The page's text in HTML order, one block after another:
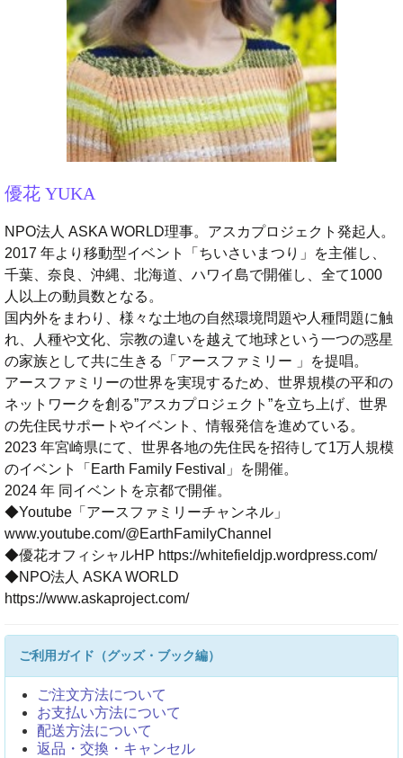
優花 YUKA
NPO法人 ASKA WORLD理事。アスカプロジェクト発起人。
2017 年より移動型イベント「ちいさいまつり」を主催し、
千葉、奈良、沖縄、北海道、ハワイ島で開催し、全て1000
人以上の動員数となる。
国内外をまわり、様々な土地の自然環境問題や人種問題に触
れ、人種や文化、宗教の違いを越えて地球という一つの惑星
の家族として共に生きる「アースファミリー 」を提唱。
アースファミリーの世界を実現するため、世界規模の平和の
ネットワークを創る”アスカプロジェクト”を立ち上げ、世界
の先住民サポートやイベント、情報発信を進めている。
2023 年宮崎県にて、世界各地の先住民を招待して1万人規模
のイベント「Earth Family Festival」を開催。
2024 年 同イベントを京都で開催。
◆Youtube「アースファミリーチャンネル」
www.youtube.com/@EarthFamilyChannel
◆優花オフィシャルHP https://whitefieldjp.wordpress.com/
◆NPO法人 ASKA WORLD
https://www.askaproject.com/
ご利用ガイド（グッズ・ブック編）
ご注文方法について
お支払い方法について
配送方法について
返品・交換・キャンセル